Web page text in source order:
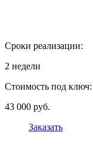
Сроки реализации:
2 недели
Стоимость под ключ:
43 000 руб.
Заказать